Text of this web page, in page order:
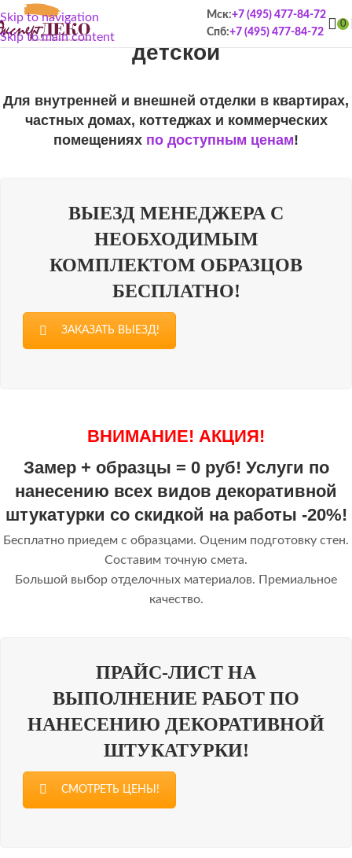
Skip to navigation
Skip to main content
Мск:+7 (495) 477-84-72
Спб:+7 (495) 477-84-72
0
Декоративная штукатурка в
детской
Для внутренней и внешней отделки в квартирах,
частных домах, коттеджах и коммерческих
помещениях по доступным ценам!
ВЫЕЗД МЕНЕДЖЕРА С
НЕОБХОДИМЫМ
КОМПЛЕКТОМ ОБРАЗЦОВ
БЕСПЛАТНО!
ЗАКАЗАТЬ ВЫЕЗД!
ВНИМАНИЕ! АКЦИЯ!
Замер + образцы = 0 руб! Услуги по
нанесению всех видов декоративной
штукатурки со скидкой на работы -20%!
Бесплатно приедем с образцами. Оценим подготовку стен.
Составим точную смета.
Большой выбор отделочных материалов. Премиальное
качество.
ПРАЙС-ЛИСТ НА
ВЫПОЛНЕНИЕ РАБОТ ПО
НАНЕСЕНИЮ ДЕКОРАТИВНОЙ
ШТУКАТУРКИ!
СМОТРЕТЬ ЦЕНЫ!